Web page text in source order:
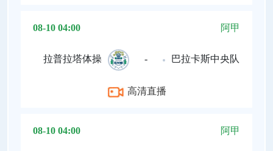
08-10 04:00 阿甲
拉普拉塔体操 - 巴拉卡斯中央队
高清直播
08-10 04:00 阿甲